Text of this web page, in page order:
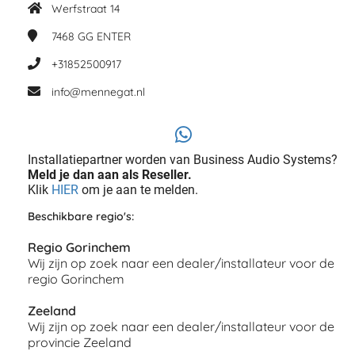
Werfstraat 14
7468 GG ENTER
+31852500917
info@mennegat.nl
Installatiepartner worden van Business Audio Systems?
Meld je dan aan als Reseller.
Klik HIER om je aan te melden.
Beschikbare regio's:
Regio Gorinchem
Wij zijn op zoek naar een dealer/installateur voor de
regio Gorinchem
Zeeland
Wij zijn op zoek naar een dealer/installateur voor de
provincie Zeeland